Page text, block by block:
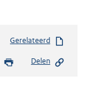
Gerelateerd
Delen